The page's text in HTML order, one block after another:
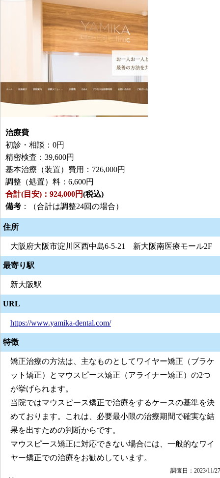
治療費
初診・相談：0円
精密検査：39,600円
基本治療（装置）費用：726,000円
調整（処置）料：6,600円
合計(目安)：924,000円(税込)
備考 ：（合計は調整24回の場合）
住所
大阪府大阪市淀川区西中島6-5-21 新大阪南医療モール2F
最寄り駅
新大阪駅
URL
https://www.yamika-dental.com/
特徴
矯正治療の方法は、主なものとしてワイヤー矯正（ブラケ
ット矯正）とマウスピース矯正（アライナー矯正）の2つ
が挙げられます。
当院ではマウスピース矯正で治療をするケースの基準を決
めております。これは、必要最小限の治療期間で確実な結
果を出すための判断からです。
マウスピース矯正に対応できない場合には、一般的なワイ
ヤー矯正での治療をお勧めしています。
調査日：2023/11/27